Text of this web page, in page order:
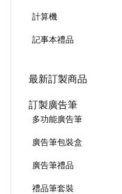
計算機
記事本禮品
最新訂製商品
訂製廣告筆
多功能廣告筆
廣告筆包裝盒
廣告筆禮品
禮品筆套裝